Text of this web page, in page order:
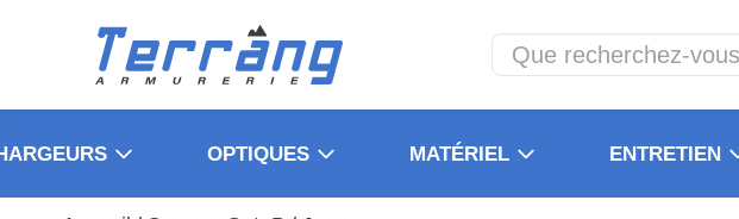
OPTIQUES MATÉRIEL ENTRETIEN